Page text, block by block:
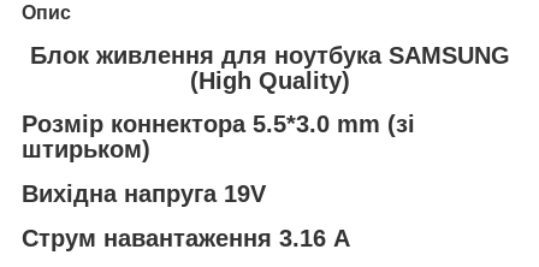
Опис
Блок живлення для ноутбука SAMSUNG
(High Quality)
Розмір коннектора 5.5*3.0 mm (зі
штирьком)
Вихідна напруга 19V
Струм навантаження 3.16 А